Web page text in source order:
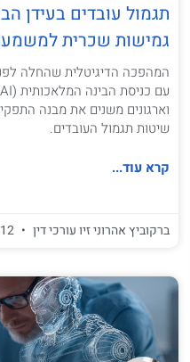
תגמול עובדים בעידן
גמישות שכרית
המהפכה הדיגיטלית שהחלה
וארגונים משנים את מבנה
שיטות תגמול העובדים.
קרא עוד...
ברקוביץ אהרוני זיו עורכי דין 12 בנובמבר 2025